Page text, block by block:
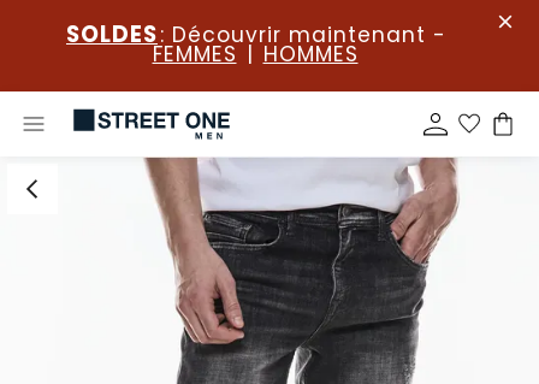
SOLDES: Découvrir maintenant -
FEMMES | HOMMES